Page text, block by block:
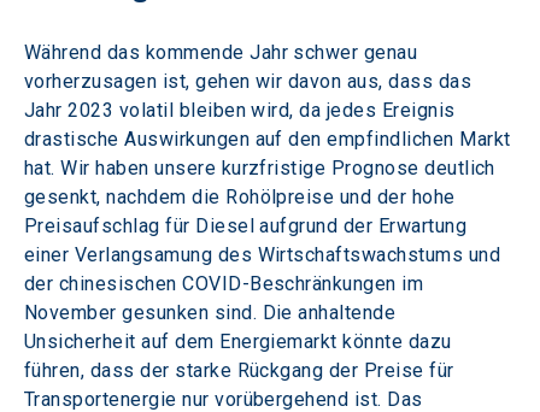
Während das kommende Jahr schwer genau
vorherzusagen ist, gehen wir davon aus, dass das
Jahr 2023 volatil bleiben wird, da jedes Ereignis
drastische Auswirkungen auf den empfindlichen Markt
hat. Wir haben unsere kurzfristige Prognose deutlich
gesenkt, nachdem die Rohölpreise und der hohe
Preisaufschlag für Diesel aufgrund der Erwartung
einer Verlangsamung des Wirtschaftswachstums und
der chinesischen COVID-Beschränkungen im
November gesunken sind. Die anhaltende
Unsicherheit auf dem Energiemarkt könnte dazu
führen, dass der starke Rückgang der Preise für
Transportenergie nur vorübergehend ist. Das